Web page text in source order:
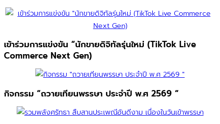
เข้าร่วมการแข่งขัน “นักขายดิจิทัลรุ่นใหม่ (TikTok Live
Commerce Next Gen)
กิจกรรม “ถวายเทียนพรรษา ประจำปี พ.ศ 2569 “